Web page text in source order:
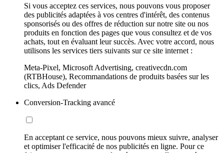
Si vous acceptez ces services, nous pouvons vous proposer
des publicités adaptées à vos centres d'intérêt, des contenus
sponsorisés ou des offres de réduction sur notre site ou nos
produits en fonction des pages que vous consultez et de vos
achats, tout en évaluant leur succès. Avec votre accord, nous
utilisons les services tiers suivants sur ce site internet :
Meta-Pixel, Microsoft Advertising, creativecdn.com
(RTBHouse), Recommandations de produits basées sur les
clics, Ads Defender
Conversion-Tracking avancé
En acceptant ce service, nous pouvons mieux suivre, analyser
et optimiser l'efficacité de nos publicités en ligne. Pour ce